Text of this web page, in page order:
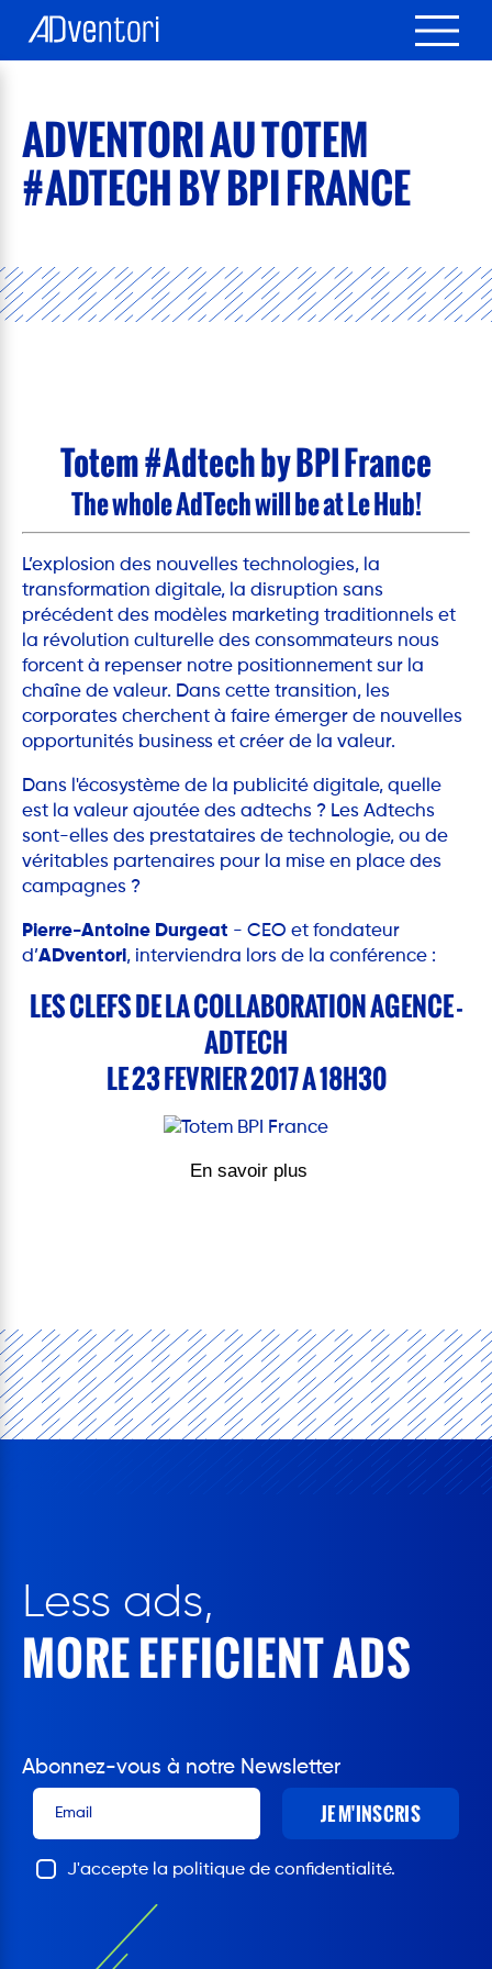
ADVENTORI AU TOTEM
#ADTECH BY BPI FRANCE
Totem #Adtech by BPI France
The whole AdTech will be at Le Hub!
L’explosion des nouvelles technologies, la
transformation digitale, la disruption sans
précédent des modèles marketing traditionnels et
la révolution culturelle des consommateurs nous
forcent à repenser notre positionnement sur la
chaîne de valeur. Dans cette transition, les
corporates cherchent à faire émerger de nouvelles
opportunités business et créer de la valeur.
Dans l'écosystème de la publicité digitale, quelle
est la valeur ajoutée des adtechs ? Les Adtechs
sont-elles des prestataires de technologie, ou de
véritables partenaires pour la mise en place des
campagnes ?
Pierre-Antoine Durgeat - CEO et fondateur
d’ADventori, interviendra lors de la conférence :
LES CLEFS DE LA COLLABORATION AGENCE -
ADTECH
LE 23 FEVRIER 2017 A 18H30
En savoir plus
Less ads,
MORE EFFICIENT ADS
Abonnez-vous à notre Newsletter
JE M'INSCRIS
J'accepte la politique de confidentialité.